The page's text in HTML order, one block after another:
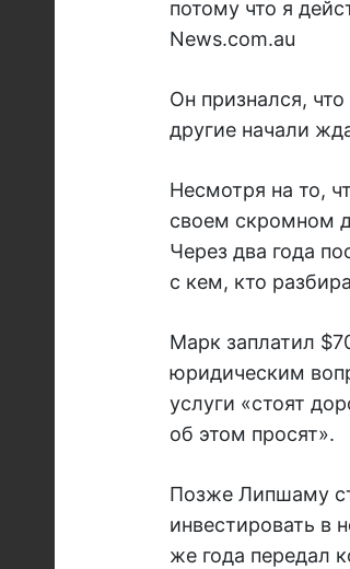
потому что я
News.com.au
Он признался,
другие начали
Несмотря на то,
своем скромном
Через два года
с кем, кто
Марк заплатил
юридическим
услуги «стоят
об этом просят».
Позже Липшаму
инвестировать в
же года передал